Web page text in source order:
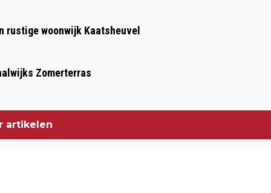
woonwijk Kaatsheuvel
Zomerterras
artikelen